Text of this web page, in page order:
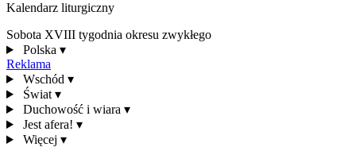
Kalendarz liturgiczny
Sobota XVIII tygodnia okresu zwykłego
Polska ▾
Reklama
Wschód ▾
Świat ▾
Duchowość i wiara ▾
Jest afera! ▾
Więcej ▾